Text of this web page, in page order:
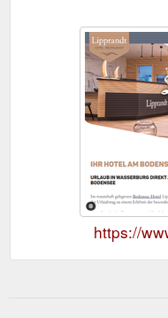
https://